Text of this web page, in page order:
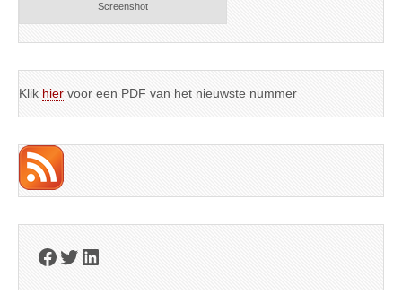
Screenshot
Klik hier voor een PDF van het nieuwste nummer
Facebook
Twitter
LinkedIn